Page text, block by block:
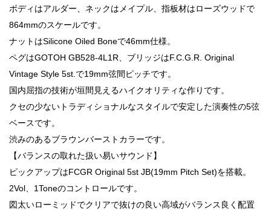
ボディはアルダー、ネックはメイプル、指板材はローズウッドで
864mmのスケールです。
ナットはSilicone Oiled Boneで46mm仕様。
ペグはGOTOH GB528-4L1R、ブリッジはF.C.G.R. Original
Vintage Style 5st.で19mm弦間ピッチです。
国内屈指の技術が垣間見えるハイクオリティな作りです。
クセの少ないトラディショナルなスタイルで安定した演奏性の5弦
ベースです。
渋みのあるブラウンバーストカラーです。
【バランスの取れた扱い易いサウンド】
ピックアップはFCGR Original 5st JB(19mm Pitch Set)を搭載。
2Vol、1Toneのコントロールです。
図太いローミッドでクリアで抜けの良い高域がバランス良く配置